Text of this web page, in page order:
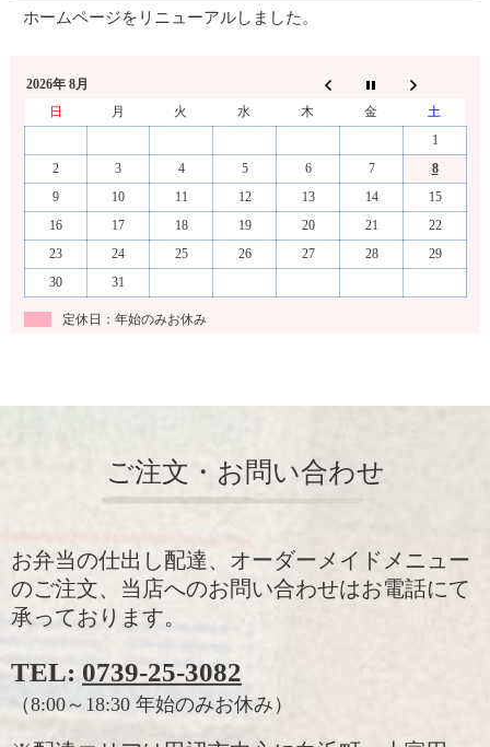
ホームページをリニューアルしました。
2026年 8月
日
月 火 水 木 金
土
1
2
3 4 5 6 7
8
9
10 11 12 13 14
15
16
17 18 19 20 21
22
23
24 25 26 27 28
29
30
31
定休日：年始のみお休み
ご注文・お問い合わせ
お弁当の仕出し配達、オーダーメイドメニュー
のご注文、当店へのお問い合わせはお電話にて
承っております。
TEL: 0739-25-3082
（8:00～18:30 年始のみお休み）